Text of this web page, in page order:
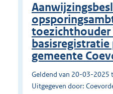
toezichthouder
basisregistratie
gemeente
Geldend van 20-03-2025
Uitgegeven door: